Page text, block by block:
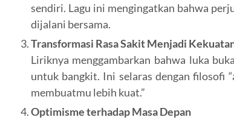
sendiri. Lagu ini mengingatkan bahwa
dijalani bersama.
Transformasi Rasa Sakit Menjadi
Liriknya menggambarkan bahwa luka
untuk bangkit. Ini selaras dengan filosofi
membuatmu lebih kuat.”
Optimisme terhadap Masa Depan